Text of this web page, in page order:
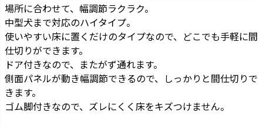
場所に合わせて、幅調節ラクラク。
中型犬まで対応のハイタイプ。
使いやすい床に置くだけのタイプなので、どこでも手軽に間
仕切りができます。
ドア付きなので、またがず通れます。
側面パネルが動き幅調節できるので、しっかりと間仕切りで
きます。
ゴム脚付きなので、ズレにくく床をキズつけません。